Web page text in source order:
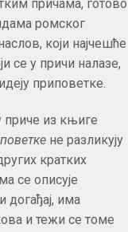
причама, готово
ромског
који најчешће
се у причи налазе,
приповетке.
приче из књиге
не разликују
кратких
се описује
догађај, има
и тежи се томе